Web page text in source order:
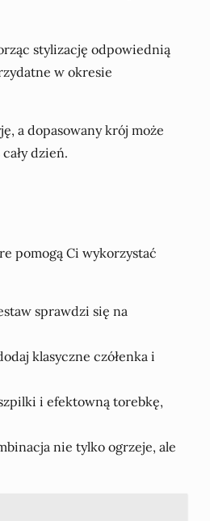
stylizację odpowiednią
w okresie
a dopasowany krój może
dzień.
pomogą Ci wykorzystać
sprawdzi się na
klasyczne czółenka i
i efektowną torebkę,
nie tylko ogrzeje, ale